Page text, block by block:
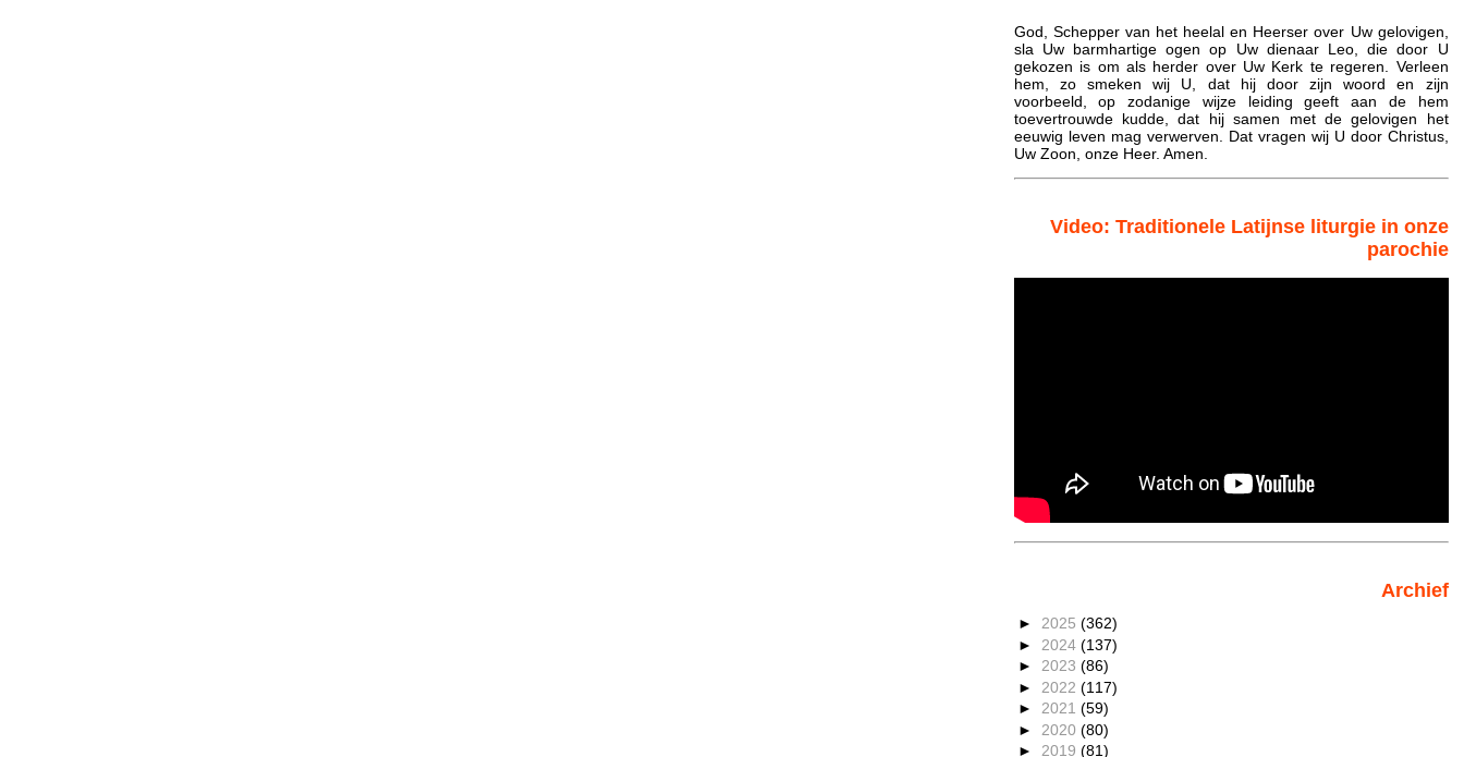
God, Schepper van het heelal en Heerser over Uw gelovigen,
sla Uw barmhartige ogen op Uw dienaar Leo, die door U
gekozen is om als herder over Uw Kerk te regeren. Verleen
hem, zo smeken wij U, dat hij door zijn woord en zijn
voorbeeld, op zodanige wijze leiding geeft aan de hem
toevertrouwde kudde, dat hij samen met de gelovigen het
eeuwig leven mag verwerven. Dat vragen wij U door Christus,
Uw Zoon, onze Heer. Amen.
Video: Traditionele Latijnse liturgie in onze
parochie
Archief
► 2025 (362)
► 2024 (137)
► 2023 (86)
► 2022 (117)
► 2021 (59)
► 2020 (80)
► 2019 (81)